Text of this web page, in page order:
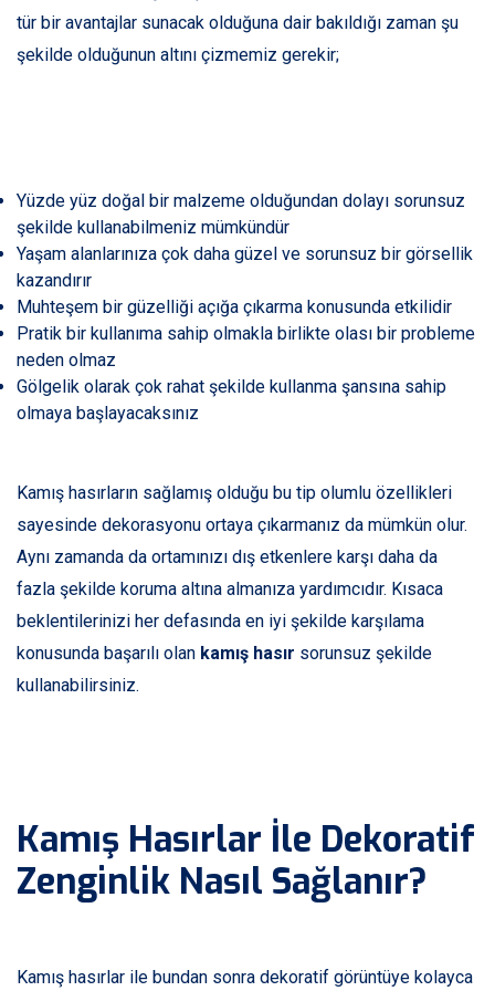
tür bir avantajlar sunacak olduğuna dair bakıldığı zaman şu
şekilde olduğunun altını çizmemiz gerekir;
Yüzde yüz doğal bir malzeme olduğundan dolayı sorunsuz
şekilde kullanabilmeniz mümkündür
Yaşam alanlarınıza çok daha güzel ve sorunsuz bir görsellik
kazandırır
Muhteşem bir güzelliği açığa çıkarma konusunda etkilidir
Pratik bir kullanıma sahip olmakla birlikte olası bir probleme
neden olmaz
Gölgelik olarak çok rahat şekilde kullanma şansına sahip
olmaya başlayacaksınız
Kamış hasırların sağlamış olduğu bu tip olumlu özellikleri
sayesinde dekorasyonu ortaya çıkarmanız da mümkün olur.
Aynı zamanda da ortamınızı dış etkenlere karşı daha da
fazla şekilde koruma altına almanıza yardımcıdır. Kısaca
beklentilerinizi her defasında en iyi şekilde karşılama
konusunda başarılı olan kamış hasır sorunsuz şekilde
kullanabilirsiniz.
Kamış Hasırlar İle Dekoratif
Zenginlik Nasıl Sağlanır?
Kamış hasırlar ile bundan sonra dekoratif görüntüye kolayca